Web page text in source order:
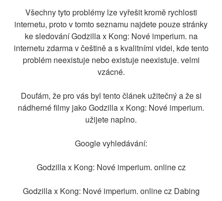
Všechny tyto problémy lze vyřešit kromě rychlosti
internetu, proto v tomto seznamu najdete pouze stránky
ke sledování Godzilla x Kong: Nové imperium. na
internetu zdarma v češtině a s kvalitními videi, kde tento
problém neexistuje nebo existuje neexistuje. velmi
vzácné.
Doufám, že pro vás byl tento článek užitečný a že si
nádherné filmy jako Godzilla x Kong: Nové imperium.
užijete naplno.
Google vyhledávání:
Godzilla x Kong: Nové imperium. online cz
Godzilla x Kong: Nové imperium. online cz Dabing